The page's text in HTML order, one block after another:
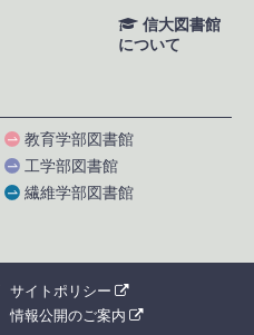
信大図書館
について
教育学部図書館
工学部図書館
繊維学部図書館
サイトポリシー
情報公開のご案内